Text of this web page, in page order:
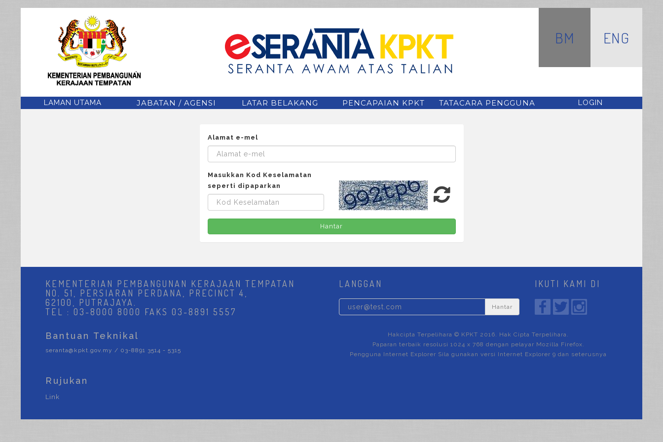
BM ENG
LAMAN UTAMA JABATAN / AGENSI LATAR BELAKANG PENCAPAIAN KPKT TATACARA PENGGUNA LOGIN
Alamat e-mel
Masukkan Kod Keselamatan
seperti dipaparkan
Hantar
KEMENTERIAN PEMBANGUNAN KERAJAAN TEMPATAN
NO. 51, PERSIARAN PERDANA, PRECINCT 4,
62100, PUTRAJAYA.
TEL : 03-8000 8000 FAKS 03-8891 5557
Bantuan Teknikal
seranta@kpkt.gov.my / 03-8891 3514 - 5315
Rujukan
Link
LANGGAN
Hantar
IKUTI KAMI DI
Hakcipta Terpelihara © KPKT 2016. Hak Cipta Terpelihara.
Paparan terbaik resolusi 1024 x 768 dengan pelayar Mozilla Firefox.
Pengguna Internet Explorer Sila gunakan versi Internet Explorer 9 dan seterusnya